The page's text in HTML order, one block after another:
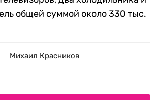
общей суммой около 330 тыс.
Михаил Красников